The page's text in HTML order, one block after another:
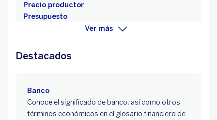
Precio productor
Presupuesto
Ver más
Destacados
Banco
Conoce el significado de banco, así como otros
términos económicos en el glosario financiero de